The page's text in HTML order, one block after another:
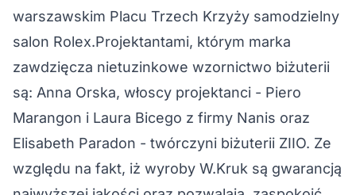
warszawskim Placu Trzech Krzyży samodzielny
salon Rolex.Projektantami, którym marka
zawdzięcza nietuzinkowe wzornictwo biżuterii
są: Anna Orska, włoscy projektanci - Piero
Marangon i Laura Bicego z firmy Nanis oraz
Elisabeth Paradon - twórczyni biżuterii ZIIO. Ze
względu na fakt, iż wyroby W.Kruk są gwarancją